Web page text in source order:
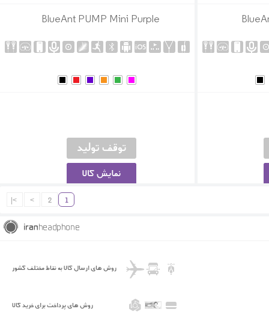
BlueAnt PUMP Mini Purple
1
2
>
>|
روش های ارسال کالا به نقاط مختلف کشور
روش های پرداخت برای خرید کالا